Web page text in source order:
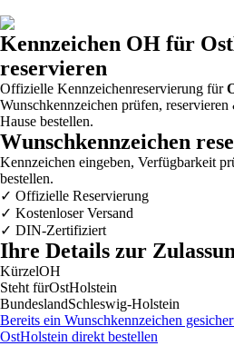
Kennzeichen OH für
reservieren
Offizielle Kennzeichenreservierung für
Wunschkennzeichen prüfen,
Hause bestellen.
Wunschkennzeichen
Kennzeichen eingeben, Verfügbarkeit
bestellen.
✓ Offizielle Reservierung
✓ Kostenloser Versand
✓ DIN-Zertifiziert
Ihre Details zur
KürzelOH
Steht fürOstHolstein
BundeslandSchleswig-Holstein
Bereits ein Wunschkennzeichen
OstHolstein direkt bestellen